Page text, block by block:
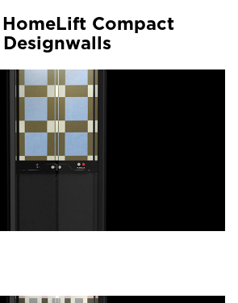
Compact
Designwalls